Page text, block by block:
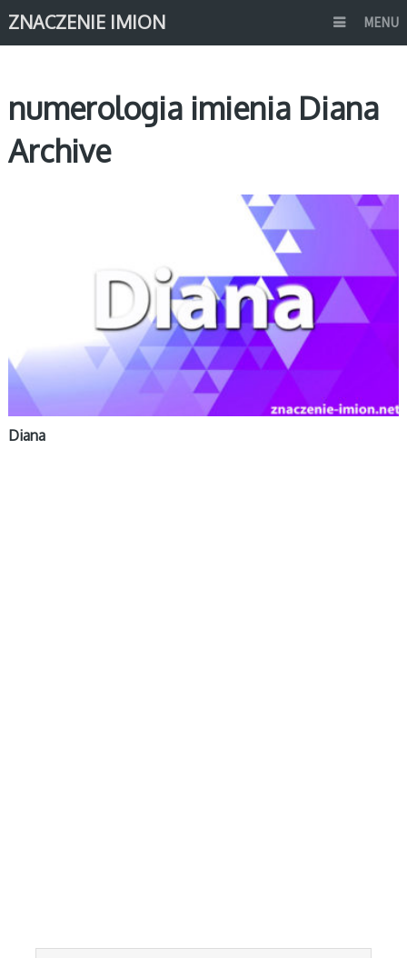
ZNACZENIE IMION MENU
numerologia imienia Diana
Archive
Diana